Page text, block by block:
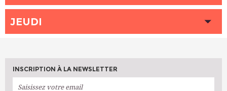
HEURE 18h30 - 21h30
LIEU SAINT-BLAISE (Paris 20ème)
JEUDI
INTERVENANT (E) RÉVILLET Sabine
PLACES DISPONIBLES Complet
INSCRIPTION À LA NEWSLETTER